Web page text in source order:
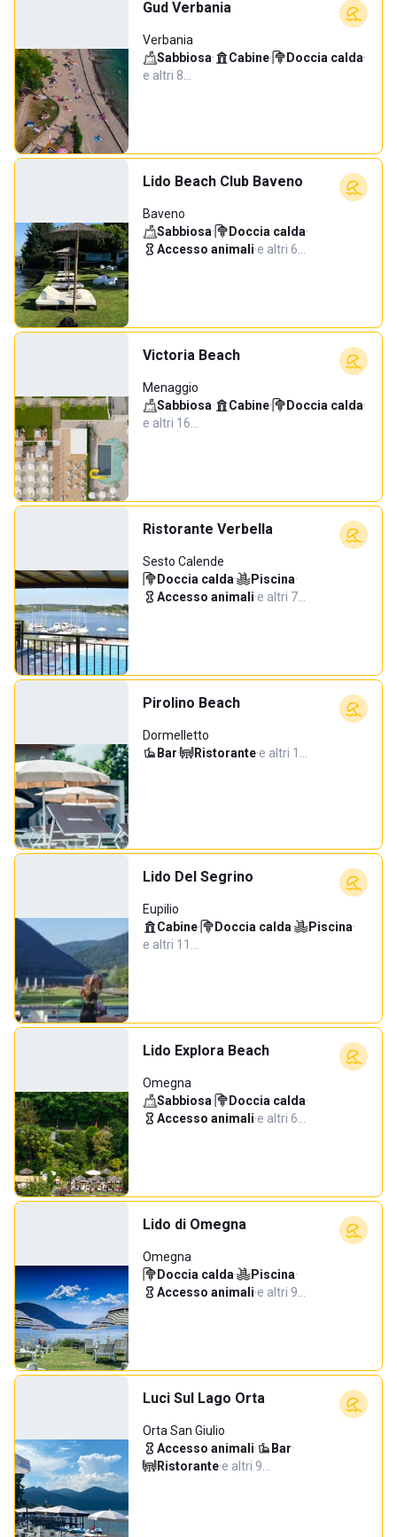
Gud Verbania
Verbania
Sabbiosa· Cabine· Doccia calda·
e altri 8…
Lido Beach Club Baveno
Baveno
Sabbiosa· Doccia calda·
Accesso animali·e altri 6…
Victoria Beach
Menaggio
Sabbiosa· Cabine· Doccia calda·
e altri 16…
Ristorante Verbella
Sesto Calende
Doccia calda· Piscina·
Accesso animali·e altri 7…
Pirolino Beach
Dormelletto
Bar· Ristorante·e altri 1…
Lido Del Segrino
Eupilio
Cabine· Doccia calda· Piscina·
e altri 11…
Lido Explora Beach
Omegna
Sabbiosa· Doccia calda·
Accesso animali·e altri 6…
Lido di Omegna
Omegna
Doccia calda· Piscina·
Accesso animali·e altri 9…
Luci Sul Lago Orta
Orta San Giulio
Accesso animali· Bar·
Ristorante·e altri 9…